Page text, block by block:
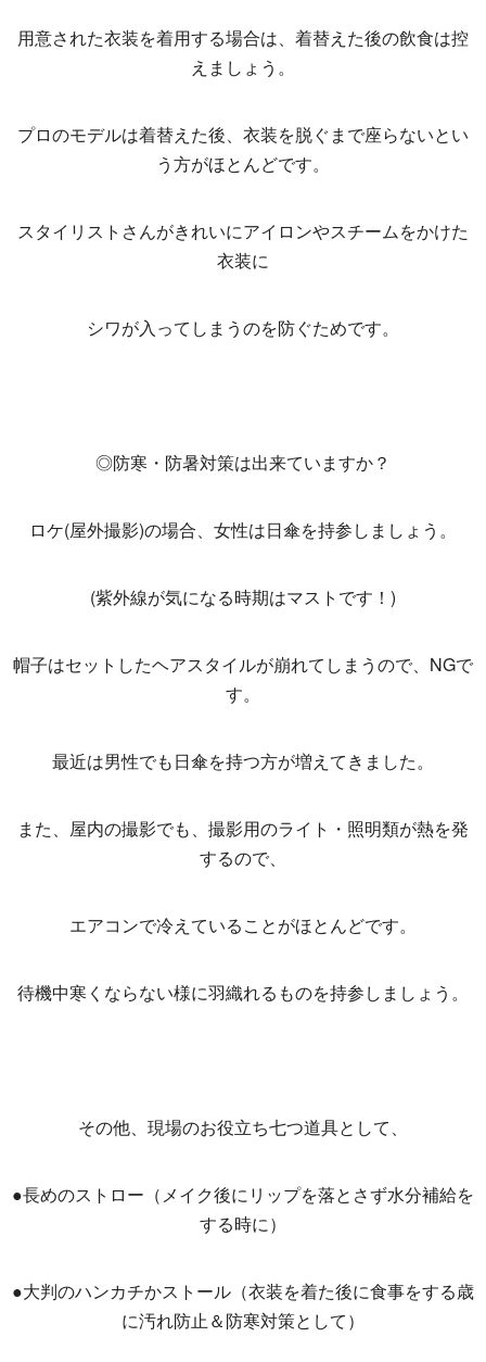
用意された衣装を着用する場合は、着替えた後の飲食は控
えましょう。
プロのモデルは着替えた後、衣装を脱ぐまで座らないとい
う方がほとんどです。
スタイリストさんがきれいにアイロンやスチームをかけた
衣装に
シワが入ってしまうのを防ぐためです。
◎防寒・防暑対策は出来ていますか？
ロケ(屋外撮影)の場合、女性は日傘を持参しましょう。
(紫外線が気になる時期はマストです！)
帽子はセットしたヘアスタイルが崩れてしまうので、NGで
す。
最近は男性でも日傘を持つ方が増えてきました。
また、屋内の撮影でも、撮影用のライト・照明類が熱を発
するので、
エアコンで冷えていることがほとんどです。
待機中寒くならない様に羽織れるものを持参しましょう。
その他、現場のお役立ち七つ道具として、
●長めのストロー（メイク後にリップを落とさず水分補給を
する時に）
●大判のハンカチかストール（衣装を着た後に食事をする歳
に汚れ防止＆防寒対策として）